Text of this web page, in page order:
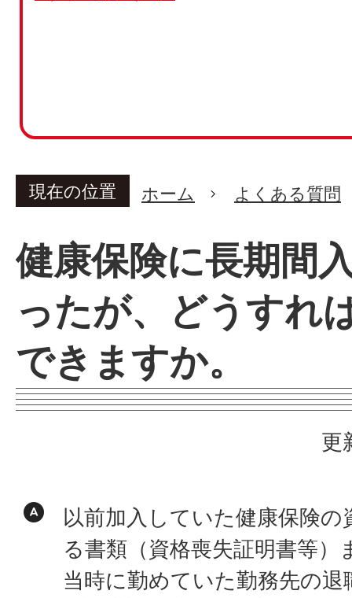
現在の位置 ホーム よくある質問
健康保険に長期間
ったが、どうすれ
できますか。
更
以前加入していた健康保険
る書類（資格喪失証明書等）
当時に勤めていた勤務先の